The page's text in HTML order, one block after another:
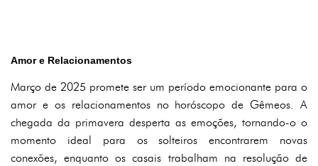
Amor e Relacionamentos
Março de 2025 promete ser um período emocionante para o
amor e os relacionamentos no horóscopo de Gêmeos. A
chegada da primavera desperta as emoções, tornando-o o
momento ideal para os solteiros encontrarem novas
conexões, enquanto os casais trabalham na resolução de